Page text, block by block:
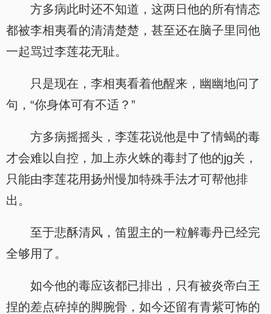
方多病此时还不知道，这两日他的所有情态
都被李相夷看的清清楚楚，甚至还在脑子里同他
一起骂过李莲花无耻。
只是现在，李相夷看着他醒来，幽幽地问了
句，“你身体可有不适？”
方多病摇摇头，李莲花说他是中了情蝎的毒
才会难以自控，加上赤火蛛的毒封了他的jg关，
只能由李莲花用扬州慢加特殊手法才可帮他排
出。
至于悲酥清风，笛盟主的一粒解毒丹已经完
全够用了。
如今他的毒应该都已排出，只有被炎帝白王
捏的差点碎掉的脚腕骨，如今还留有青紫可怖的